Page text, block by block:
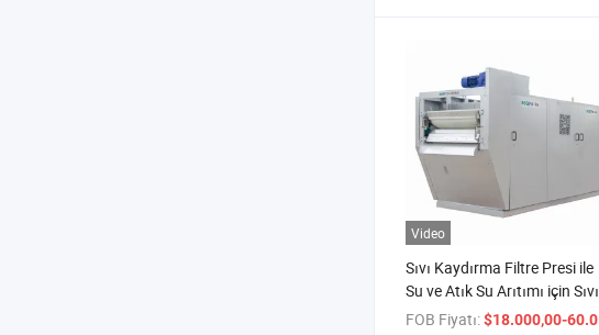
Video
Sıvı Kaydırma Filtre Presi ile
Su ve Atık Su Arıtımı için Sıvı
Sıkıştırma
FOB Fiyatı:$18.000,00-60.000,00